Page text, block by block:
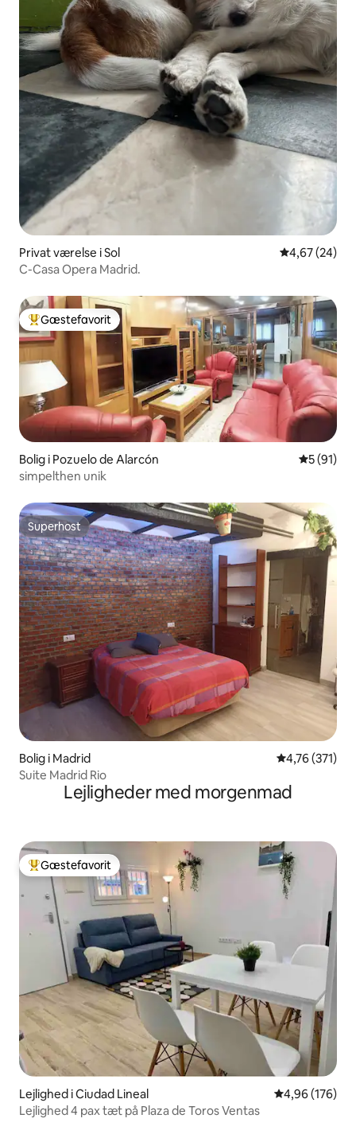
Privat værelse i Sol 4,67 ud af 5 i
4,67 (24)
C-Casa Opera Madrid.
Bedste gæstefavorit
Gæstefavorit
Bolig i Pozuelo de Alarcón 5 ud af 5 i
5 (91)
simpelthen unik
Superhost
Superhost
Bolig i Madrid 4,76 ud af 5 i
4,76 (371)
Suite Madrid Rio
Lejligheder med morgenmad
Bedste gæstefavorit
Gæstefavorit
Lejlighed i Ciudad Lineal 4,96 ud af 5 i
4,96 (176)
Lejlighed 4 pax tæt på Plaza de Toros Ventas